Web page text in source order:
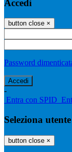
Accedi
button close ×
Password
-
Entra con SPID
Seleziona utente
button close ×